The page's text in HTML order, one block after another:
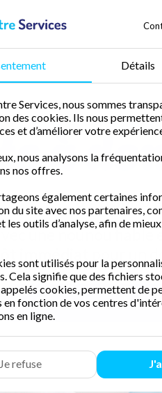
crédit d’impôt
Détails
Services, nous sommes
des cookies. Ils nous
et d’améliorer votre
nous analysons la
nos offres.
également certaines
du site avec nos partenaires,
les outils d’analyse, afin de
sont utilisés pour la
Cela signifie que des fichiers
cookies, permettent de
en fonction de vos centres
en ligne.
Je refuse
Garde d'enfant Perpignan
à
0 / 5 sur 0
une nounou fiable
immédiat
pour un
Demander un devis